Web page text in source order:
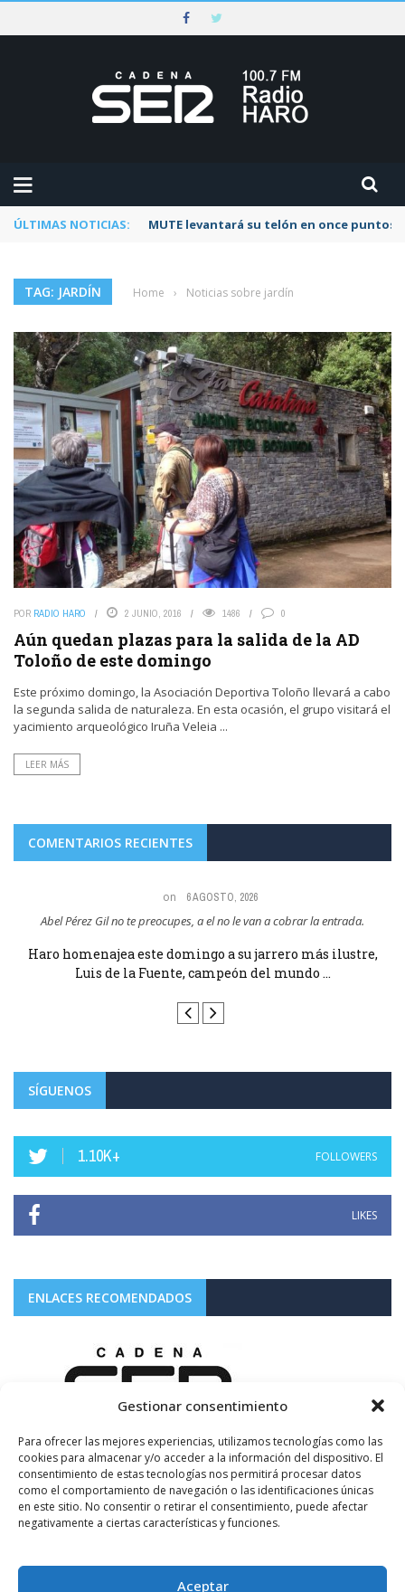
Gestionar consentimiento
Para ofrecer las mejores experiencias, utilizamos tecnologías como las
cookies para almacenar y/o acceder a la información del dispositivo. El
consentimiento de estas tecnologías nos permitirá procesar datos
como el comportamiento de navegación o las identificaciones únicas
en este sitio. No consentir o retirar el consentimiento, puede afectar
negativamente a ciertas características y funciones.
Aceptar
ÚLTIMAS NOTICIAS: MUTE levantará su telón en once puntos
TAG: JARDÍN Home › Noticias sobre jardín
POR RADIO HARO 2 JUNIO, 2016 1486 0
Aún quedan plazas para la salida de la AD
Toloño de este domingo
Este próximo domingo, la Asociación Deportiva Toloño llevará a cabo
la segunda salida de naturaleza. En esta ocasión, el grupo visitará el
yacimiento arqueológico Iruña Veleia ...
LEER MÁS
COMENTARIOS RECIENTES
on 6 AGOSTO, 2026
Abel Pérez Gil no te preocupes, a el no le van a cobrar la entrada.
Haro homenajea este domingo a su jarrero más ilustre,
Luis de la Fuente, campeón del mundo ...
SÍGUENOS
1.10K+ FOLLOWERS
LIKES
ENLACES RECOMENDADOS